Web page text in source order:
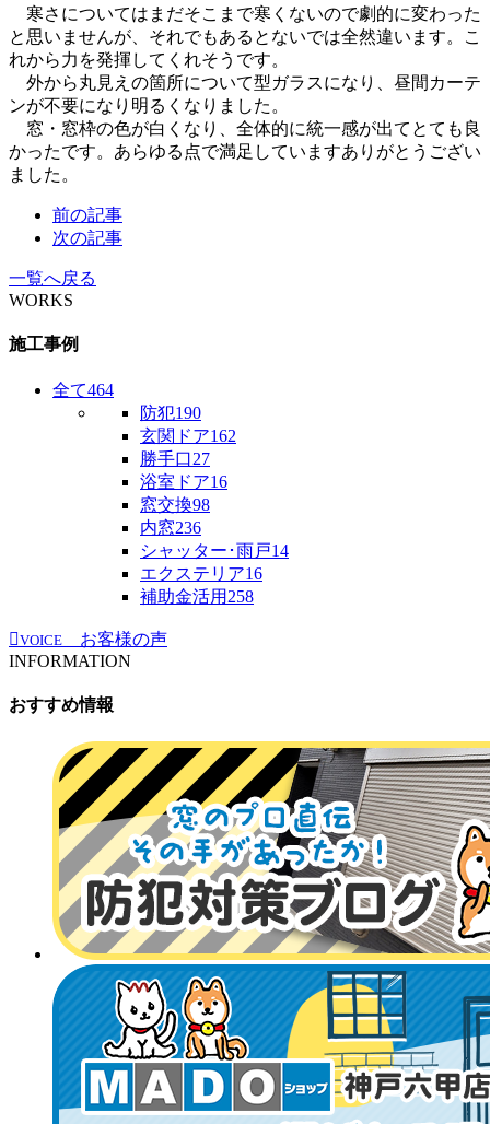
寒さについてはまだそこまで寒くないので劇的に変わった
と思いませんが、それでもあるとないでは全然違います。こ
れから力を発揮してくれそうです。
外から丸見えの箇所について型ガラスになり、昼間カーテ
ンが不要になり明るくなりました。
窓・窓枠の色が白くなり、全体的に統一感が出てとても良
かったです。あらゆる点で満足していますありがとうござい
ました。
前の記事
次の記事
一覧へ戻る
WORKS
施工事例
全て464
防犯190
玄関ドア162
勝手口27
浴室ドア16
窓交換98
内窓236
シャッター･雨戸14
エクステリア16
補助金活用 258
VOICE
お客様の声
INFORMATION
おすすめ情報